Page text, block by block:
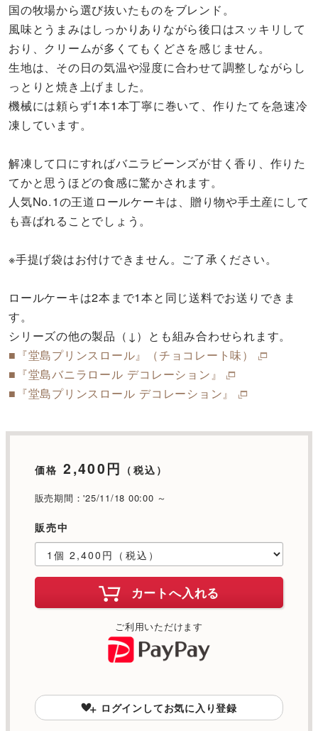
国の牧場から選び抜いたものをブレンド。
風味とうまみはしっかりありながら後口はスッキリして
おり、クリームが多くてもくどさを感じません。
生地は、その日の気温や湿度に合わせて調整しながらし
っとりと焼き上げました。
機械には頼らず1本1本丁寧に巻いて、作りたてを急速冷
凍しています。
解凍して口にすればバニラビーンズが甘く香り、作りた
てかと思うほどの食感に驚かされます。
人気No.1の王道ロールケーキは、贈り物や手土産にして
も喜ばれることでしょう。
※手提げ袋はお付けできません。ご了承ください。
ロールケーキは2本まで1本と同じ送料でお送りできま
す。
シリーズの他の製品（↓）とも組み合わせられます。
■『堂島プリンスロール』（チョコレート味）
■『堂島バニラロール デコレーション』
■『堂島プリンスロール デコレーション』
価格 2,400円 （税込）
販売期間：'25/11/18 00:00 ～
販売中
カートへ入れる
ご利用いただけます
ログインしてお気に入り登録